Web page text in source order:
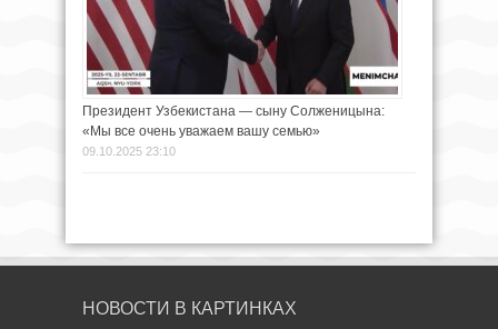
Президент Узбекистана — сыну Солженицына:
«Мы все очень уважаем вашу семью»
09.10.2025 23:10
НОВОСТИ В КАРТИНКАХ